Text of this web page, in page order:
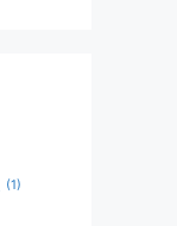
(1)